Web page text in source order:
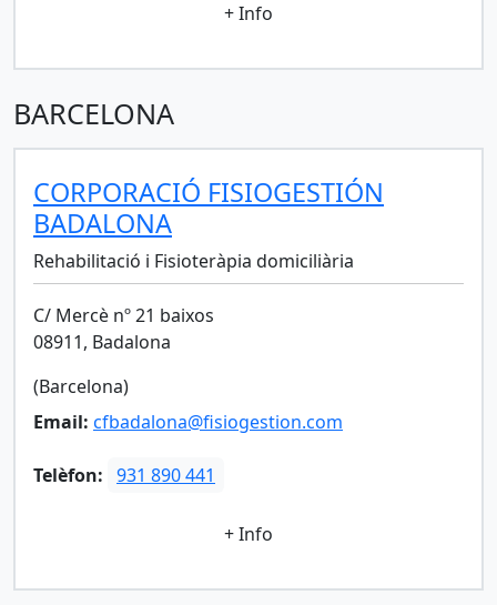
+ Info
BARCELONA
CORPORACIÓ FISIOGESTIÓN
BADALONA
Rehabilitació i Fisioteràpia domiciliària
C/ Mercè nº 21 baixos
08911, Badalona
(Barcelona)
Email: cfbadalona@fisiogestion.com
Telèfon: 931 890 441
+ Info